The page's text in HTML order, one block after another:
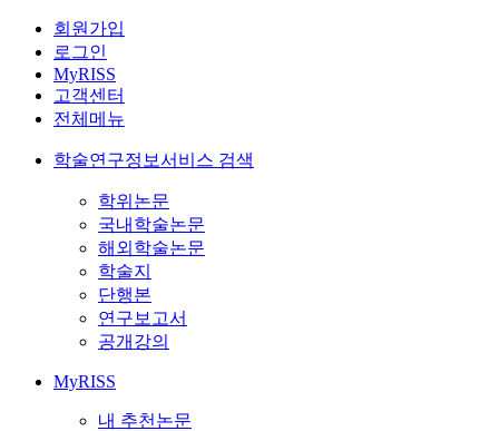
회원가입
로그인
MyRISS
고객센터
전체메뉴
학술연구정보서비스 검색
학위논문
국내학술논문
해외학술논문
학술지
단행본
연구보고서
공개강의
MyRISS
내 추천논문